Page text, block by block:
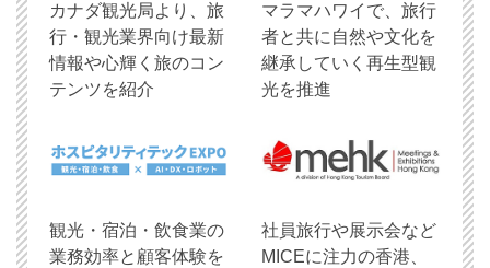
​カナダ観光局より、旅
行・観光業界向け最新
情報や心輝く旅のコン
テンツを紹介
マラマハワイで、旅行
者と共に自然や文化を
継承していく再生型観
光を推進
観光・宿泊・飲食業の
業務効率と顧客体験を
社員旅行や展示会など
MICEに注力の香港、